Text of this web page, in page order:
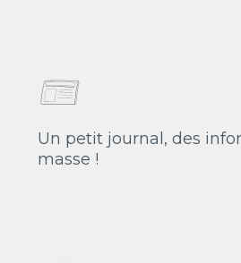
Un petit journal, des
masse !